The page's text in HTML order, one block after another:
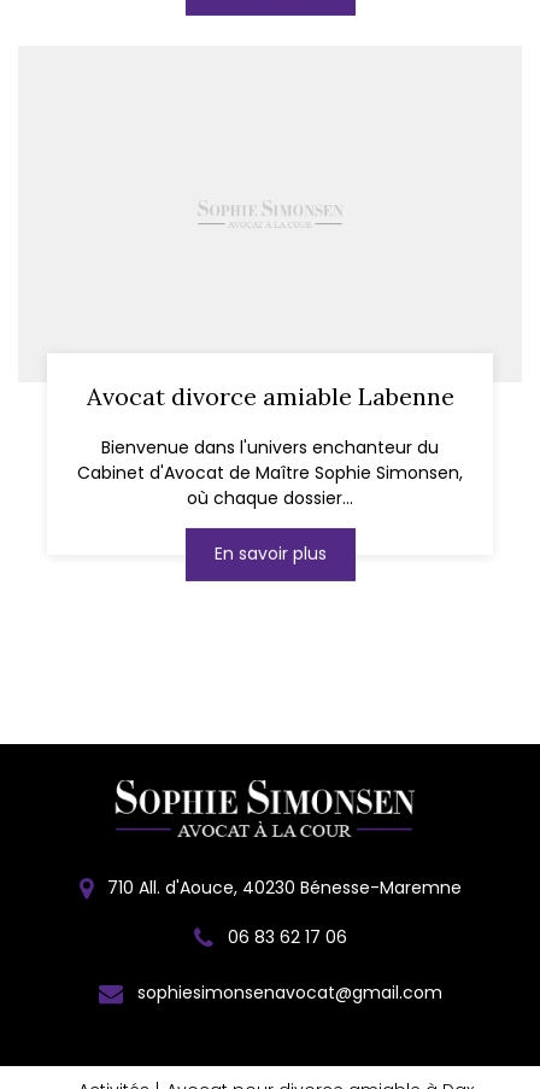
Avocat divorce amiable Labenne
Bienvenue dans l'univers enchanteur du
Cabinet d'Avocat de Maître Sophie Simonsen,
où chaque dossier...
En savoir plus
710 All. d'Aouce, 40230 Bénesse-Maremne
06 83 62 17 06
sophiesimonsenavocat@gmail.com